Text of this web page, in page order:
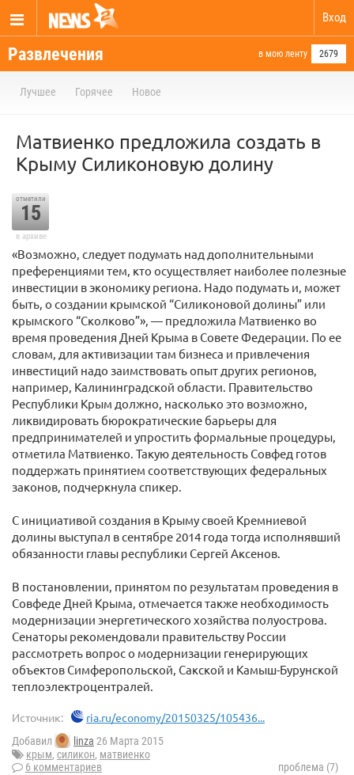
Вход
Развлечения в мою ленту 2679
Лучшее Горячее Новое
Матвиенко предложила создать в
Крыму Силиконовую долину
отметили
15
в архиве
«Возможно, следует подумать над дополнительными
преференциями тем, кто осуществляет наиболее полезные
инвестиции в экономику региона. Надо подумать и, может
быть, о создании крымской “Силиконовой долины” или
крымского “Сколково”», — предложила Матвиенко во
время проведения Дней Крыма в Совете Федерации. По ее
словам, для активизации там бизнеса и привлечения
инвестиций надо заимствовать опыт других регионов,
например, Калининградской области. Правительство
Республики Крым должно, насколько это возможно,
ликвидировать бюрократические барьеры для
предпринимателей и упростить формальные процедуры,
отметила Матвиенко. Такую деятельность Совфед готов
поддержать принятием соответствующих федеральных
законов, подчеркнула спикер.
С инициативой создания в Крыму своей Кремниевой
долины выступал в сентябре 2014 года тогда исполнявший
обязанности главы республики Сергей Аксенов.
В постановлении, принятом по результатам проведения в
Совфеде Дней Крыма, отмечается также необходимость
модернизации энергетического хозяйства полуострова.
Сенаторы рекомендовали правительству России
рассмотреть вопрос о модернизации генерирующих
объектов Симферопольской, Сакской и Камыш-Бурунской
теплоэлектроцентралей.
Источник: ria.ru/economy/20150325/105436...
Добавил linza 26 Марта 2015
крым, силикон, матвиенко
6 комментариев
проблема (7)